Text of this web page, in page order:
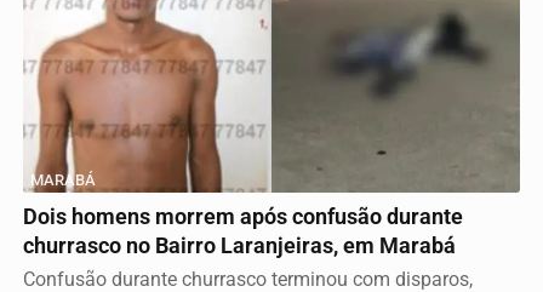
MARABÁ
Dois homens morrem após confusão durante
churrasco no Bairro Laranjeiras, em Marabá
Confusão durante churrasco terminou com disparos,